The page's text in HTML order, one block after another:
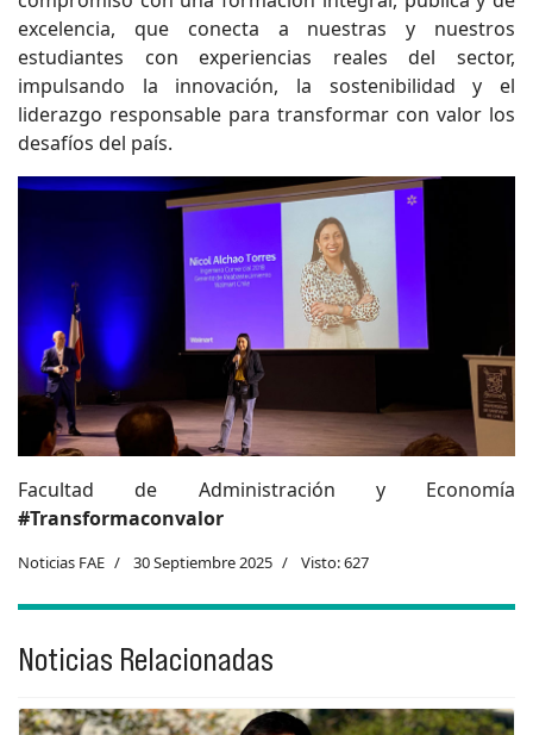
excelencia, que conecta a nuestras y nuestros
estudiantes con experiencias reales del sector,
impulsando la innovación, la sostenibilidad y el
liderazgo responsable para transformar con valor los
desafíos del país.
Facultad de Administración y Economía
#Transformaconvalor
Noticias FAE 30 Septiembre 2025 Visto: 627
Noticias Relacionadas